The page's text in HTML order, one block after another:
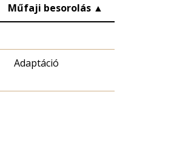
Műfaji besorolás ▲
Adaptáció